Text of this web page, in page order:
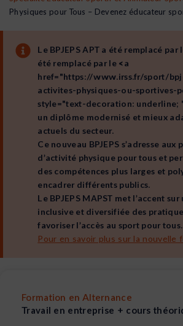
Physiques pour Tous – Devenez éducateur
Le BPJEPS APT a été remplacé par
été remplacé par le <a
href="https://www.irss.fr/sport/
activites-physiques-ou-sportives-
style="text-decoration: underline;
un diplôme modernisé et mieux
actuels du secteur.
Ce nouveau BPJEPS s’adresse aux
d’activité physique pour tous et
des compétences plus larges et
encadrer différents publics.
Le BPJEPS MAPST met l’accent
inclusive et diversifiée des
favoriser l’accès au sport pour
Pour en savoir plus sur la nouvelle
Formation en Alternance
Travail en entreprise + cours